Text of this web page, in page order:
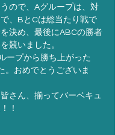
ので、Aグループは、対
、BとCは総当たり戦で
決め、最後にABCの勝者
競いました。
ープから勝ち上がった
。おめでとうございま
さん、揃ってバーベキュ
！